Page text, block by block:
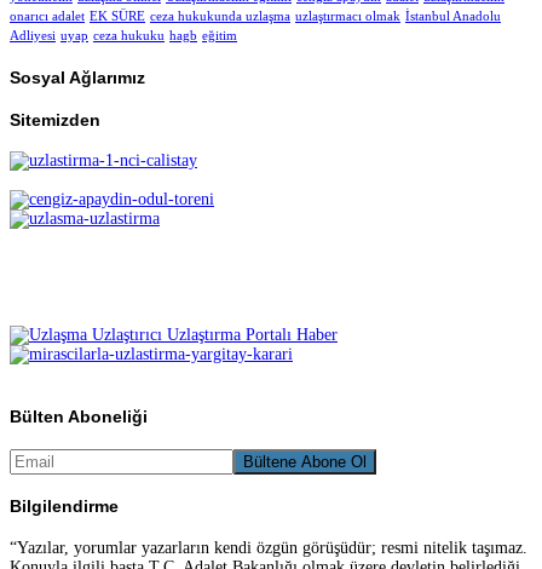
onarıcı adalet EK SÜRE ceza hukukunda uzlaşma uzlaştırmacı olmak İstanbul Anadolu
Adliyesi uyap ceza hukuku hagb eğitim
Sosyal Ağlarımız
Sitemizden
Bülten Aboneliği
Bilgilendirme
“Yazılar, yorumlar yazarların kendi özgün görüşüdür; resmi nitelik taşımaz.